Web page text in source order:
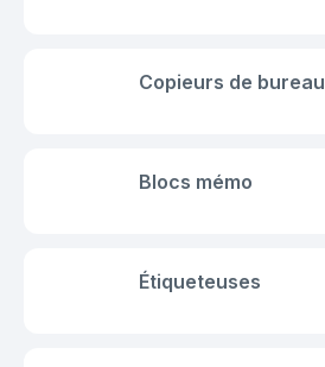
Copieurs de bureau
Blocs mémo
Étiqueteuses